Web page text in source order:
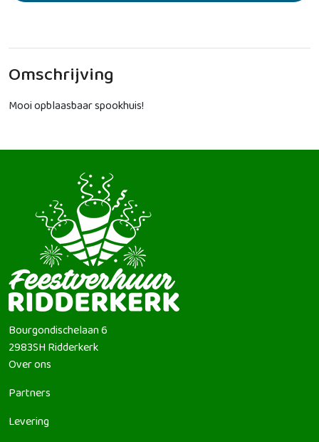
Omschrijving
Mooi opblaasbaar spookhuis!
Bourgondischelaan 6
2983SHRidderkerk
Over ons
Partners
Levering